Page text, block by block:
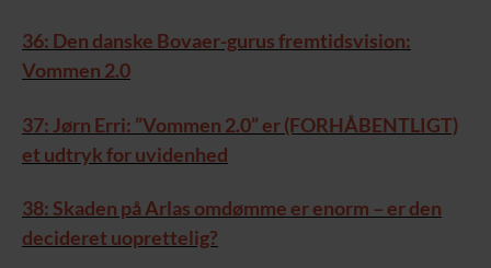
36: Den danske Bovaer-gurus fremtidsvision:
Vommen 2.0
37: Jørn Erri: ”Vommen 2.0” er (FORHÅBENTLIGT)
et udtryk for uvidenhed
38: Skaden på Arlas omdømme er enorm – er den
decideret uoprettelig?